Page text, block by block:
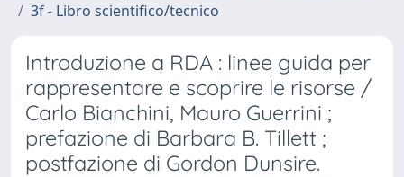
3f - Libro scientifico/tecnico
Introduzione a RDA : linee guida per
rappresentare e scoprire le risorse /
Carlo Bianchini, Mauro Guerrini ;
prefazione di Barbara B. Tillett ;
postfazione di Gordon Dunsire.